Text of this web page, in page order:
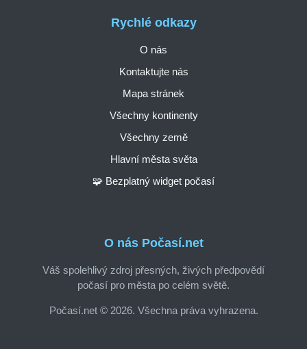
O nás Počasí.net
Váš spolehlivý zdroj přesných, živých předpovědí
počasí pro města po celém světě.
Počasí.net © 2026. Všechna práva vyhrazena.
Rychlé odkazy
O nás
Kontaktujte nás
Mapa stránek
Všechny kontinenty
Všechny země
Hlavní města světa
🧩 Bezplatný widget počasí